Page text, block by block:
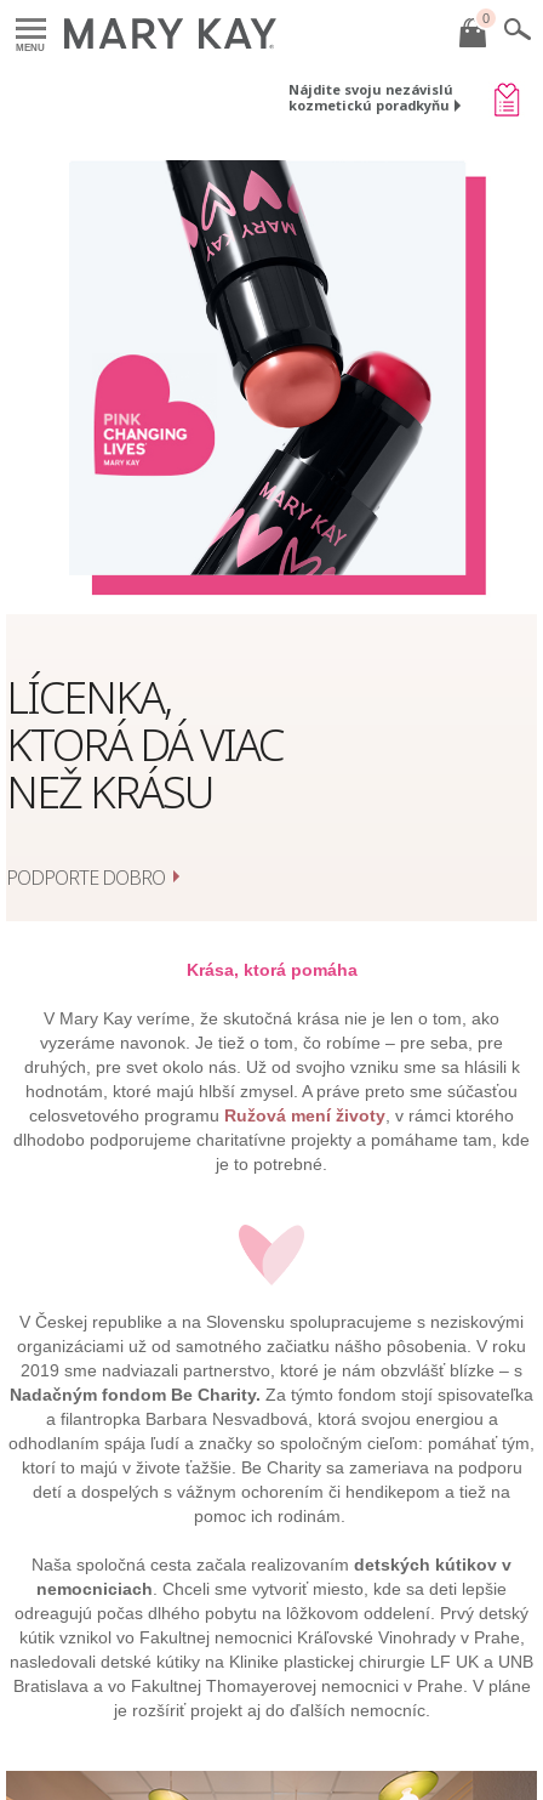
MENU
0
Nájdite svoju nezávislú
kozmetickú poradkyňu
LÍCENKA,
KTORÁ DÁ VIAC
NEŽ KRÁSU
PODPORTE DOBRO
Krása, ktorá pomáha
V Mary Kay veríme, že skutočná krása nie je len o tom, ako
vyzeráme navonok. Je tiež o tom, čo robíme – pre seba, pre
druhých, pre svet okolo nás. Už od svojho vzniku sme sa hlásili k
hodnotám, ktoré majú hlbší zmysel. A práve preto sme súčasťou
celosvetového programu Ružová mení životy , v rámci ktorého
dlhodobo podporujeme charitatívne projekty a pomáhame tam, kde
je to potrebné.
V Českej republike a na Slovensku spolupracujeme s neziskovými
organizáciami už od samotného začiatku nášho pôsobenia. V roku
2019 sme nadviazali partnerstvo, ktoré je nám obzvlášť blízke – s
Nadačným fondom Be Charity. Za týmto fondom stojí spisovateľka
a filantropka Barbara Nesvadbová, ktorá svojou energiou a
odhodlaním spája ľudí a značky so spoločným cieľom: pomáhať tým,
ktorí to majú v živote ťažšie. Be Charity sa zameriava na podporu
detí a dospelých s vážnym ochorením či hendikepom a tiež na
pomoc ich rodinám.
Naša spoločná cesta začala realizovaním detských kútikov v
nemocniciach. Chceli sme vytvoriť miesto, kde sa deti lepšie
odreagujú počas dlhého pobytu na lôžkovom oddelení. Prvý detský
kútik vznikol vo Fakultnej nemocnici Kráľovské Vinohrady v Prahe,
nasledovali detské kútiky na Klinike plastickej chirurgie LF UK a UNB
Bratislava a vo Fakultnej Thomayerovej nemocnici v Prahe. V pláne
je rozšíriť projekt aj do ďalších nemocníc.